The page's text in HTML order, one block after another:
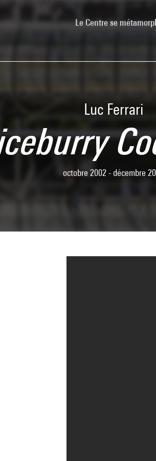
Le Centre se
Luc Ferrari
octobre 2002 - décembre